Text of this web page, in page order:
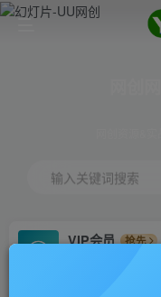
输入关键词搜索
VIP会员
抢先